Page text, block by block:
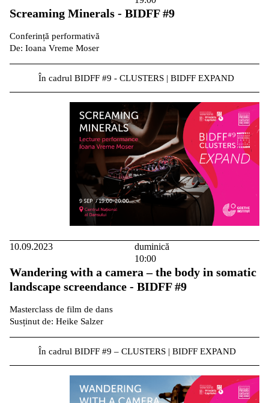
Screaming Minerals - BIDFF #9
Conferință performativă
De: Ioana Vreme Moser
În cadrul BIDFF #9 - CLUSTERS | BIDFF EXPAND
10.09.2023
duminică
10:00
Wandering with a camera – the body in somatic
landscape screendance - BIDFF #9
Masterclass de film de dans
Susținut de: Heike Salzer
În cadrul BIDFF #9 – CLUSTERS | BIDFF EXPAND